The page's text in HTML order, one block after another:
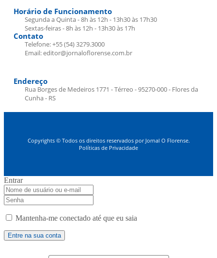
Horário de Funcionamento
Segunda a Quinta - 8h às 12h - 13h30 às 17h30
Sextas-feiras - 8h às 12h - 13h30 às 17h
Contato
Telefone: +55 (54) 3279.3000
Email: editor@jornaloflorense.com.br
Endereço
Rua Borges de Medeiros 1771 - Térreo - 95270-000 - Flores da
Cunha - RS
Copyrights © Todos os direitos reservados por Jornal O Florense.
Políticas de Privacidade
Entrar
Mantenha-me conectado até que eu saia